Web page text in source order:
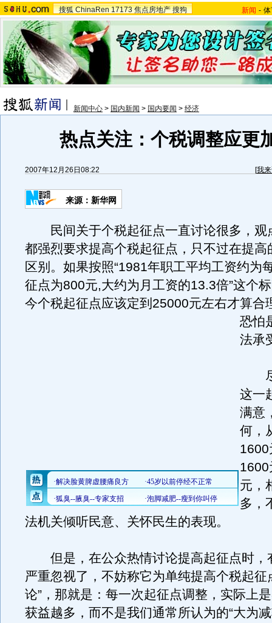
搜狐 ChinaRen 17173 焦点房地产 搜狗 新闻 -
新闻中心 > 国内新闻 > 国内要闻 > 经济
热点关注：个税调整应更
2007年12月26日08:22 [我
来源：新华网
民间关于个税起征点一直讨论很多，观
都强烈要求提高个税起征点，只不过在提高
区别。如果按照“1981年职工平均工资约为
征点为800元,大约为月工资的13.3倍”这个
今个税起征点应该定到25000元左右才算合
恐怕
法承
尽
这一
满意
何，
1600
元，
多，
法机关倾听民意、关怀民生的表现。
但是，在公众热情讨论提高起征点时，
严重忽视了，不妨称它为单纯提高个税起征
论”，那就是：每一次起征点调整，实际上
获益越多，而不是我们通常所认为的“大为